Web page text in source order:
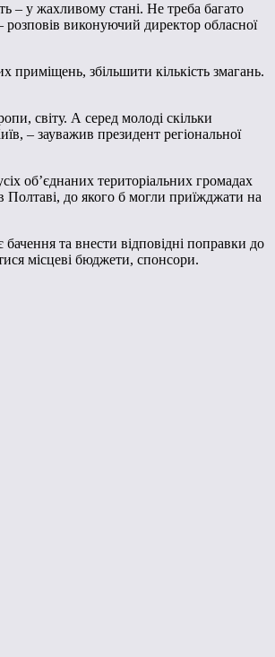
– у жахливому стані. Не треба багато
виконуючий директор обласної
приміщень, збільшити кількість змагань.
світу. А серед молоді скільки
– зауважив президент регіональної
об’єднаних територіальних громадах
Полтаві, до якого б могли приїжджати на
та внести відповідні поправки до
місцеві бюджети, спонсори.